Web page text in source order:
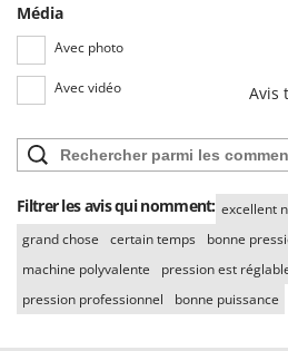
Média
Avec photo
Avec vidéo Avis
Filtrer les avis qui nomment: excellent
grand chose
certain temps bonne
machine polyvalente
pression est
pression professionnel
bonne puissance